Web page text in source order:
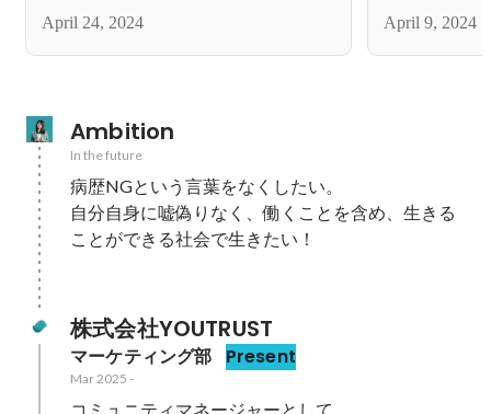
だ理由 #004
April 24, 2024
April 9, 2024
Ambition
In the future
病歴NGという言葉をなくしたい。
自分自身に嘘偽りなく、働くことを含め、生きる
ことができる社会で生きたい！
株式会社YOUTRUST
マーケティング部 Present
Mar 2025 -
コミュニティマネージャーとして